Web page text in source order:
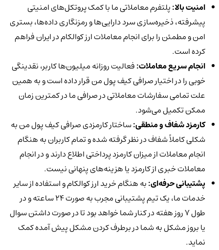
امنیت بالا:پلتفرم معاملاتی ما با کمک پروتکل‌های امنیتی
پیشرفته، ذخیره‌سازی سرد دارایی‌ها و رمزنگاری داده‌ها، بستری
امن و مطمئن را برای انجام معاملات ارز کوالکام در ایران فراهم
کرده است.
انجام سریع معاملات:فعالیت روزانه میلیون‌ها کاربر، نقدینگی
خوبی را در اختیار صرافی کیف پول من قرار داده است و به همین
علت تمامی سفارشات معاملاتی در صرافی ما در کمترین زمان
ممکن تکمیل می‌شود.
کارمزد شفاف و منطقی:ساختار کارمزدی صرافی کیف پول من به
شکلی کاملاً شفاف در نظر گرفته شده و تمام کاربران به هنگام
انجام معاملات از میزان کارمزد پرداختی اطلاع دارند و در انجام
معاملات خبری از کارمزد یا هزینه‌های پنهانی نیست.
پشتیبانی حرفه‌ای:به هنگام خرید ارز کوالکام و استفاده از سایر
خدمات ما، یک تیم پشتیبانی مجرب به صورت 24 ساعته و در
طول 7 روز هفته در کنار شما خواهد بود تا در صورت داشتن سوال
یا بروز مشکل به شما در برطرف کردن مشکل پیش آمده کمک
نماید.